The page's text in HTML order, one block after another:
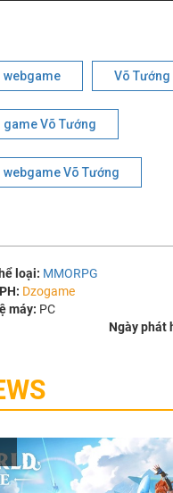
webgame Võ Tướng
game Võ Tướng
webgame Võ Tướng
loại: MMORPG
Dzogame
máy: PC
Ngày phát